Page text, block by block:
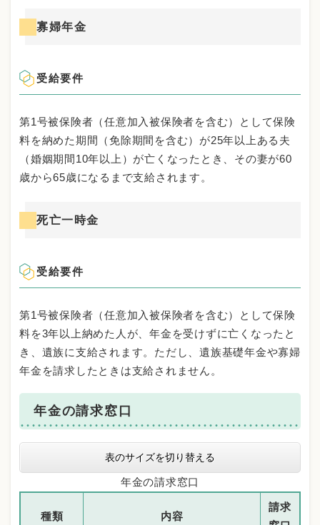
寡婦年金
受給要件
第1号被保険者（任意加入被保険者を含む）として保険
料を納めた期間（免除期間を含む）が25年以上ある夫
（婚姻期間10年以上）が亡くなったとき、その妻が60
歳から65歳になるまで支給されます。
死亡一時金
受給要件
第1号被保険者（任意加入被保険者を含む）として保険
料を3年以上納めた人が、年金を受けずに亡くなったと
き、遺族に支給されます。ただし、遺族基礎年金や寡婦
年金を請求したときは支給されません。
年金の請求窓口
表のサイズを切り替える
年金の請求窓口
種類 内容
請求